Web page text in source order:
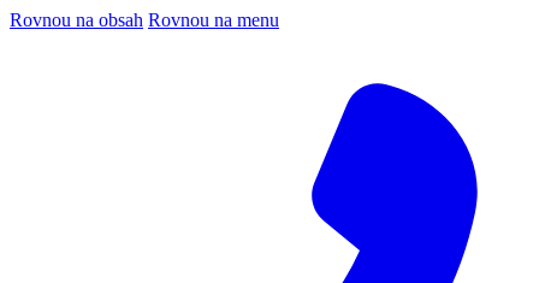
Rovnou na obsah Rovnou na menu